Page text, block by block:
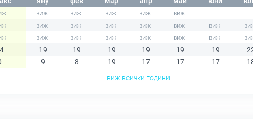
19 19 19 19 19 19
9 8 19 17 17 17
виж всички години